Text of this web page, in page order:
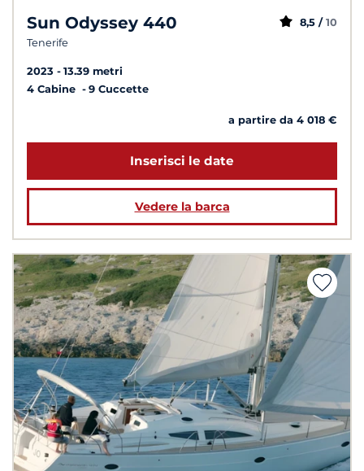
Sun Odyssey 440
Tenerife
8,5 / 10
2023
13.39 metri
4 Cabine
9 Cuccette
a partire da 4 018 €
Inserisci le date
Vedere la barca